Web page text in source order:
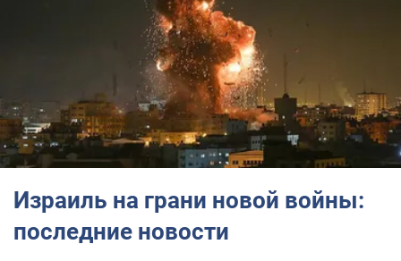
Израиль на грани новой войны:
последние новости